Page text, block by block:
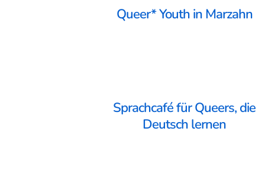
Queer* Youth in Marzahn
Sprachcafé für Queers, die
Deutsch lernen